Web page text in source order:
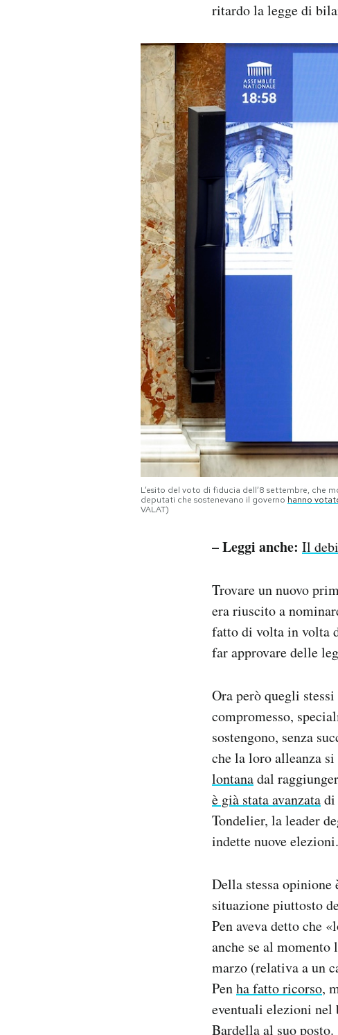
ritardo la legge di
L’esito del voto di fiducia dell’8 settembre, che
deputati che sostenevano il governo hanno
VALAT)
– Leggi anche: Il
Trovare un nuovo
era riuscito a
fatto di volta in volta
far approvare delle
Ora però quegli
compromesso,
sostengono, senza
che la loro alleanza
lontanadal
è già stata avanzatadi
Tondelier, la leader
indette nuove elezioni.
Della stessa
situazione piuttosto
Pen aveva detto che
anche se al momento
marzo (relativa a un
Penha fatto ricorso,
eventuali elezioni nel
Bardella al suo posto.